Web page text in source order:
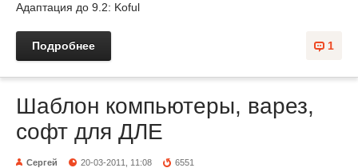
Адаптация до 9.2: Koful
1
Подробнее
Шаблон компьютеры, варез,
софт для ДЛЕ
Сергей 20-03-2011, 11:08 6551